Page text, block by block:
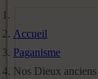
Accueil
Paganisme
Nos Dieux